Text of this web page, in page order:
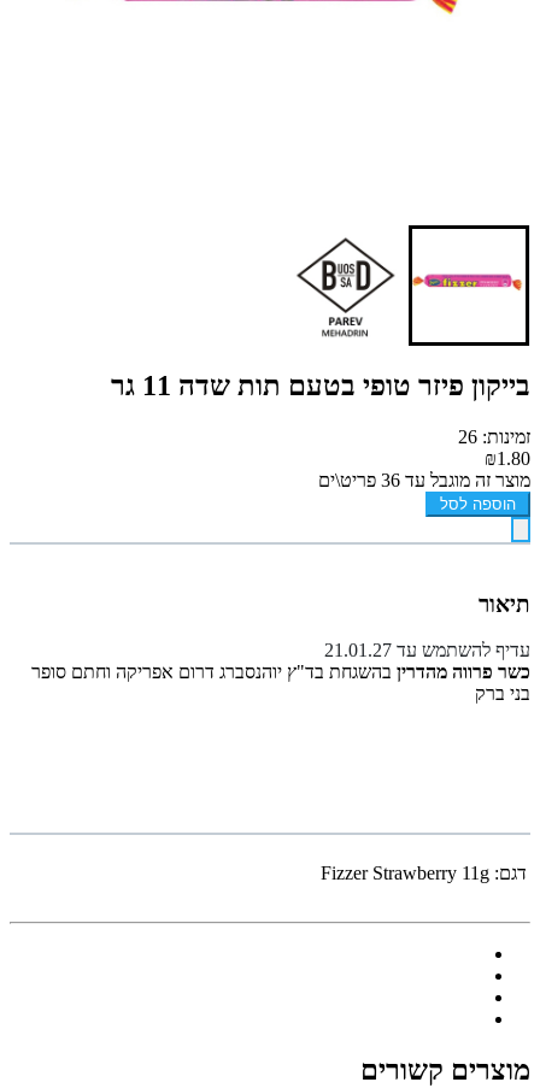
בייקון פיזר טופי בטעם תות שדה 11 גר
זמינות: 26
₪1.80
מוצר זה מוגבל עד 36 פריט\ים
הוספה לסל
תיאור
עדיף להשתמש עד 21.01.27
כשר פרווה מהדרין בהשגחת בד"ץ יוהנסברג דרום אפריקה וחתם סופר
בני ברק
דגם: Fizzer Strawberry 11g
מוצרים קשורים